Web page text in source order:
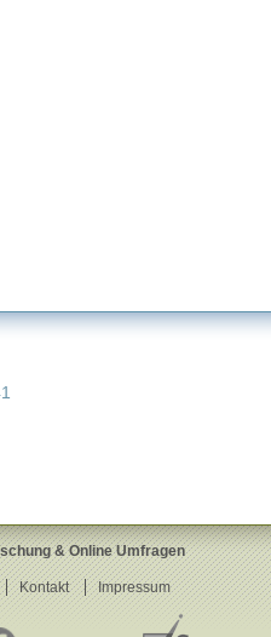
& Online Umfragen
Kontakt Impressum